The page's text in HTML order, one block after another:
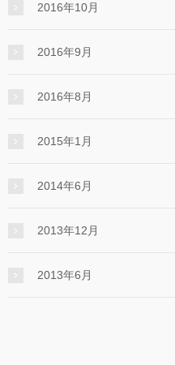
2016年10月
2016年9月
2016年8月
2015年1月
2014年6月
2013年12月
2013年6月